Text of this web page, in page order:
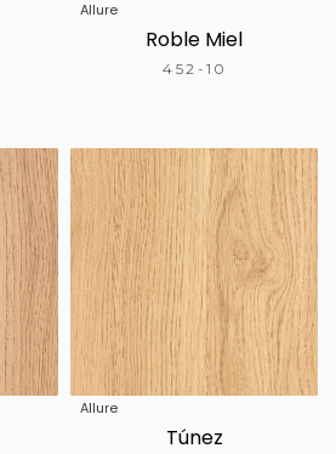
Allure
Roble Miel
452-10
Allure
Túnez